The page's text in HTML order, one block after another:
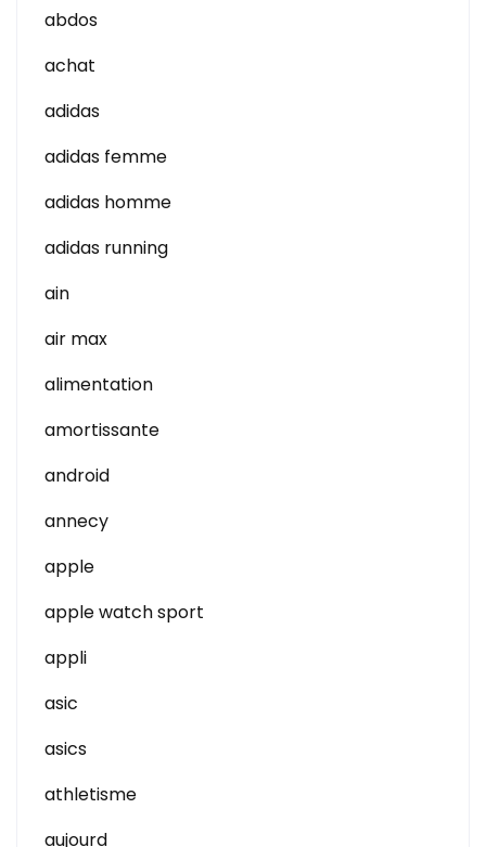
abdos
achat
adidas
adidas femme
adidas homme
adidas running
ain
air max
alimentation
amortissante
android
annecy
apple
apple watch sport
appli
asic
asics
athletisme
aujourd